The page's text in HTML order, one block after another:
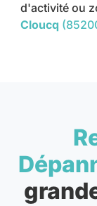
d'activité ou
Cloucq